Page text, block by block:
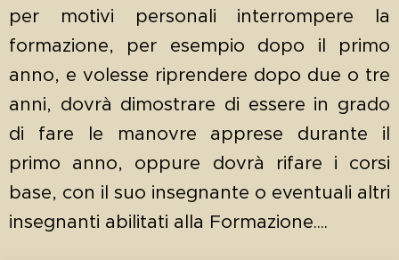
per motivi personali interrompere la
formazione, per esempio dopo il primo
anno, e volesse riprendere dopo due o tre
anni, dovrà dimostrare di essere in grado
di fare le manovre apprese durante il
primo anno, oppure dovrà rifare i corsi
base, con il suo insegnante o eventuali altri
insegnanti abilitati alla Formazione....